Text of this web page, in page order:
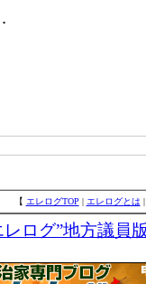
【 エレログTOP エレログとは
ログ”地方議員